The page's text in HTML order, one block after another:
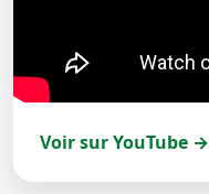
Voir sur YouTube →